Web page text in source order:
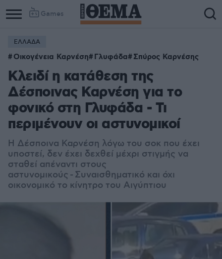
Games
Column
1
Column
2
ΕΛΛΑΔΑ
Οικογένεια Καρνέση Γλυφάδα Σπύρος Καρνέσης
Κλειδί η κατάθεση της
Δέσποινας Καρνέση για το
φονικό στη Γλυφάδα - Τι
περιμένουν οι αστυνομικοί
Η Δέσποινα Καρνέση λόγω του σοκ που έχει
υποστεί, δεν έχει δεχθεί μέχρι στιγμής να
σταθεί απέναντι στους
αστυνομικούς - Συναισθηματικό και όχι
οικονομικό το κίνητρο του Αιγύπτιου